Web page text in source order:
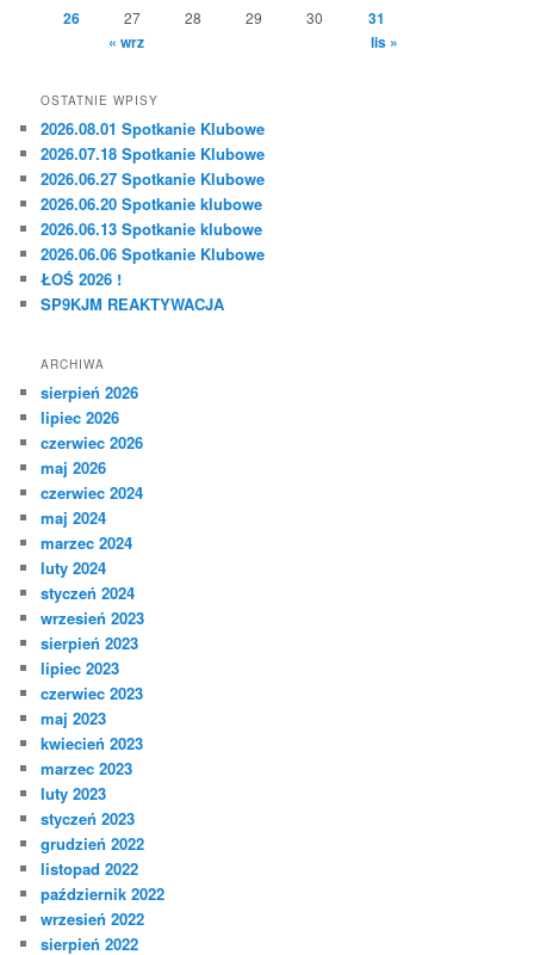
26 27 28 29 30
31
« wrz
lis »
OSTATNIE WPISY
2026.08.01 Spotkanie Klubowe
2026.07.18 Spotkanie Klubowe
2026.06.27 Spotkanie Klubowe
2026.06.20 Spotkanie klubowe
2026.06.13 Spotkanie klubowe
2026.06.06 Spotkanie Klubowe
ŁOŚ 2026 !
SP9KJM REAKTYWACJA
ARCHIWA
sierpień 2026
lipiec 2026
czerwiec 2026
maj 2026
czerwiec 2024
maj 2024
marzec 2024
luty 2024
styczeń 2024
wrzesień 2023
sierpień 2023
lipiec 2023
czerwiec 2023
maj 2023
kwiecień 2023
marzec 2023
luty 2023
styczeń 2023
grudzień 2022
listopad 2022
październik 2022
wrzesień 2022
sierpień 2022